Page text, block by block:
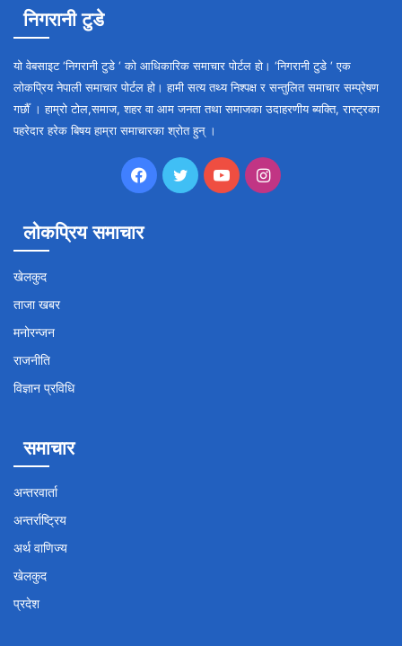
निगरानी टुडे
यो वेबसाइट ‘निगरानी टुडे ‘ को आधिकारिक समाचार पोर्टल हो। ‘निगरानी टुडे ‘ एक
लोकप्रिय नेपाली समाचार पोर्टल हो। हामी सत्य तथ्य निश्पक्ष र सन्तुलित समाचार सम्प्रेषण
गर्छौँ । हाम्रो टोल,समाज, शहर वा आम जनता तथा समाजका उदाहरणीय ब्यक्ति, रास्ट्रका
पहरेदार हरेक बिषय हाम्रा समाचारका श्रोत हुन् ।
Facebook
TwitterYouTubeInstagram
लोकप्रिय समाचार
खेलकुद
ताजा खबर
मनोरन्जन
राजनीति
विज्ञान प्रविधि
समाचार
अन्तरवार्ता
अन्तर्राष्ट्रिय
अर्थ वाणिज्य
खेलकुद
प्रदेश